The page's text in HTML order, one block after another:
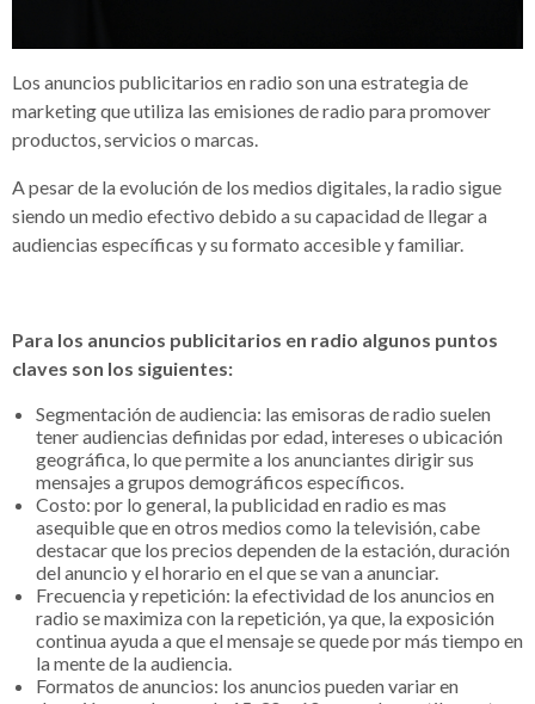
Los anuncios publicitarios en radio son una estrategia de
marketing que utiliza las emisiones de radio para promover
productos, servicios o marcas.
A pesar de la evolución de los medios digitales, la radio sigue
siendo un medio efectivo debido a su capacidad de llegar a
audiencias específicas y su formato accesible y familiar.
Para los anuncios publicitarios en radio algunos puntos
claves son los siguientes:
Segmentación de audiencia: las emisoras de radio suelen
tener audiencias definidas por edad, intereses o ubicación
geográfica, lo que permite a los anunciantes dirigir sus
mensajes a grupos demográficos específicos.
Costo: por lo general, la publicidad en radio es mas
asequible que en otros medios como la televisión, cabe
destacar que los precios dependen de la estación, duración
del anuncio y el horario en el que se van a anunciar.
Frecuencia y repetición: la efectividad de los anuncios en
radio se maximiza con la repetición, ya que, la exposición
continua ayuda a que el mensaje se quede por más tiempo en
la mente de la audiencia.
Formatos de anuncios: los anuncios pueden variar en